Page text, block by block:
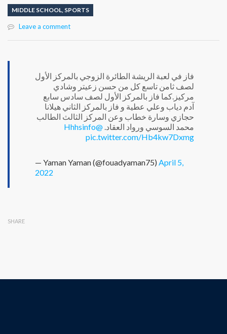
MIDDLE SCHOOL, SPORTS
Leave a comment
فاز في لعبة الريشة الطائرة الزوجي بالمركز الأول
لصف ثامن تاسع كل من حسن زعيتر وشادي
مركيز.كما فاز بالمركز الأول لصف سادس سابع
آدم دياب وعلي عطية و فاز بالمركز الثاني هيلانا
حجازي وسارة خطاب وعن المركز الثالث الطالب
محمد السوسي ورواد العقاد. @Hhhsinfo
pic.twitter.com/Hb4kw7Dxmg
— Yaman Yaman (@fouadyaman75) April 5,
2022
SHARE